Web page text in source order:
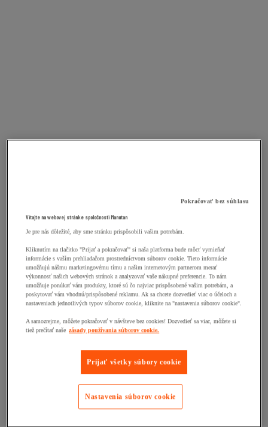
Pokračovať bez súhlasu
Vitajte na webovej stránke spoločnosti Manutan
Je pre nás dôležité, aby sme stránku prispôsobili vašim potrebám.
Kliknutím na tlačitko "Prijať a pokračovať" si naša platforma bude môcť vymieňať
informácie s vaším prehliadačom prostredníctvom súborov cookie. Tieto informácie
umožňujú nášmu marketingovému tímu a našim internetovým partnerom merať
výkonnosť našich webových stránok a analyzovať vaše nákupné preferencie. To nám
umožňuje ponúkať vám produkty, ktoré sú čo najviac prispôsobené vašim potrebám, a
poskytovať vám vhodnú/prispôsobené reklamu. Ak sa chcete dozvedieť viac o účeloch a
nastaveniach jednotlivých typov súborov cookie, kliknite na "nastavenia súborov cookie".
A samozrejme, môžete pokračovať v návšteve bez cookies! Dozvedieť sa viac, môžete si
tiež prečítať naše zásady používania súborov cookie.
Prijať všetky súbory cookie
Nastavenia súborov cookie